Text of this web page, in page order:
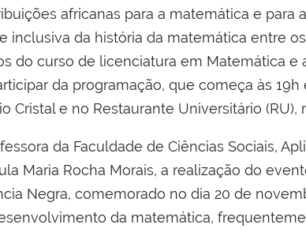
africanas para a matemática e para
inclusiva da história da matemática entre
do curso de licenciatura em Matemática e
da programação, que começa às
Cristal e no Restaurante Universitário (RU),
da Faculdade de Ciências Sociais,
Maria Rocha Morais, a realização do
Negra, comemorado no dia 20 de
da matemática,